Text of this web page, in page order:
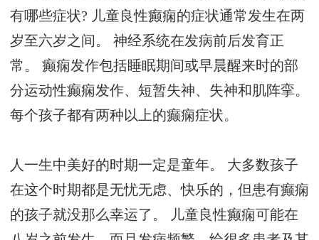
有哪些症状? 儿童良性癫痫的症状通常发生在两
岁至六岁之间。 神经系统在发病前后发育正
常。 癫痫发作包括睡眠期间或早晨醒来时的部
分运动性癫痫发作、短暂失神、失神和肌阵挛。
每个孩子都有两种以上的癫痫症状。
人一生中美好的时期一定是童年。 大多数孩子
在这个时期都是无忧无虑、快乐的，但患有癫痫
的孩子就没那么幸运了。 儿童良性癫痫可能在